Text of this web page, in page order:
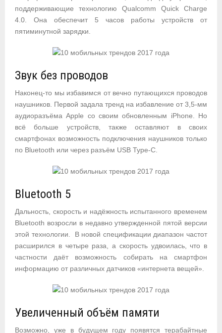
поддерживающие технологию Qualcomm Quick Charge
4.0. Она обеспечит 5 часов работы устройств от
пятиминутной зарядки.
Звук без проводов
Наконец-то мы избавимся от вечно путающихся проводов
наушников. Первой задала тренд на избавление от 3,5-мм
аудиоразъёма Apple со своим обновленным iPhone. Но
всё больше устройств, также оставляют в своих
смартфонах возможность подключения наушников только
по Bluetooth или через разъём USB Type-C.
Bluetooth 5
Дальность, скорость и надёжность испытанного временем
Bluetooth возросли в недавно утвержденной пятой версии
этой технологии. В новой спецификации диапазон частот
расширился в четыре раза, а скорость удвоилась, что в
частности даёт возможность собирать на смартфон
информацию от различных датчиков «интернета вещей».
Увеличенный объём памяти
Возможно, уже в будущем году появятся терабайтные